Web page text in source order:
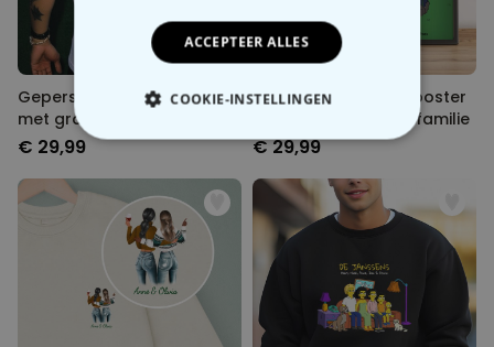
Gepersonaliseerd t-shirt
met graffiti tekst
€ 29,99
Gepersonaliseerde poster
- illustratie cartoon familie
€ 29,99
ACCEPTEER ALLES
COOKIE-INSTELLINGEN
NOODZAKELIJK
PERFORMANCE
MARKETING